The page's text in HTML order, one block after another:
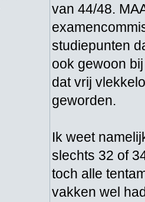
van 44/48.
studiepunten
ook gewoon
dat vrij
geworden.
Ik weet
slechts 32 of
toch alle
vakken wel